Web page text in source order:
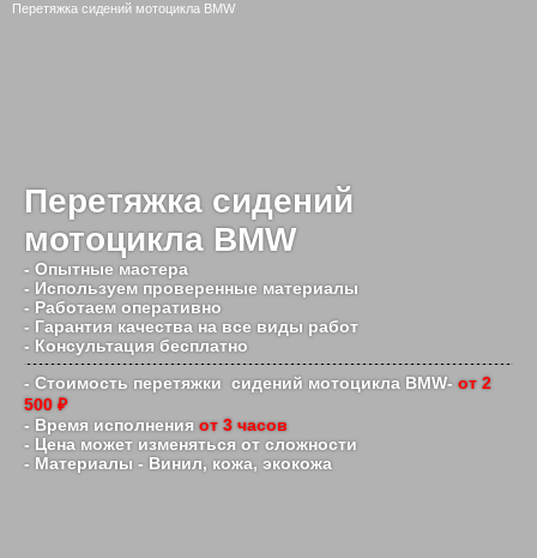
Перетяжка сидений мотоцикла BMW
Перетяжка сидений
мотоцикла BMW
- Опытные мастера
- Используем проверенные материалы
- Работаем оперативно
- Гарантия качества на все виды работ
- Консультация бесплатно
- Стоимость перетяжки сидений мотоцикла BMW- от 2
500 ₽
- Время исполнения от 3 часов
- Цена может изменяться от сложности
- Материалы - Винил, кожа, экокожа